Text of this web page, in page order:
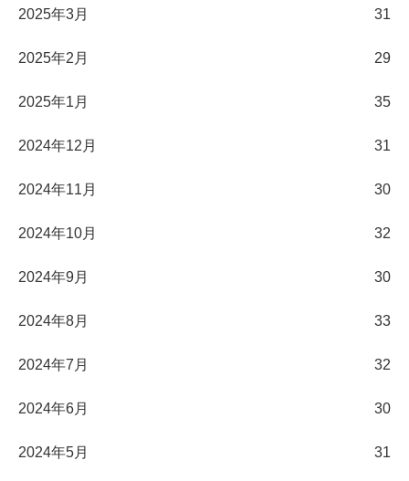
2025年3月 31
2025年2月 29
2025年1月 35
2024年12月 31
2024年11月 30
2024年10月 32
2024年9月 30
2024年8月 33
2024年7月 32
2024年6月 30
2024年5月 31